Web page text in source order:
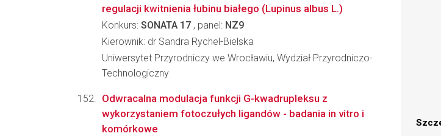
regulacji kwitnienia łubinu białego (Lupinus albus L.)
Konkurs: SONATA 17 , panel: NZ9
Kierownik: dr Sandra Rychel-Bielska
Uniwersytet Przyrodniczy we Wrocławiu, Wydział Przyrodniczo-
Technologiczny
Odwracalna modulacja funkcji G-kwadrupleksu z
wykorzystaniem fotoczułych ligandów - badania in vitro i
komórkowe